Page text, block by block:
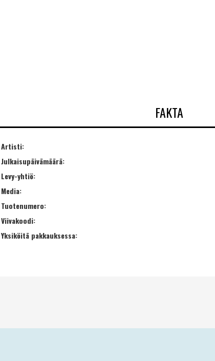
FAKTA
Artisti:
Julkaisupäivämäärä:
Levy-yhtiö:
Media:
Tuotenumero:
Viivakoodi:
Yksiköitä pakkauksessa: